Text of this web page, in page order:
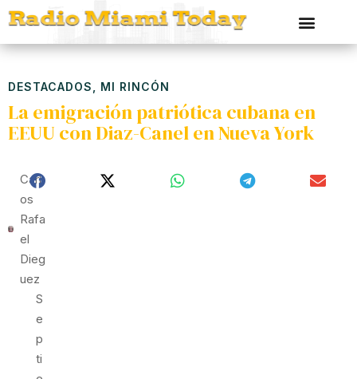
DESTACADOS MI RINCÓN
La emigración patriótica cubana en
EEUU con Diaz-Canel en Nueva York
Carl
Os
Rafa
El
Dieg
Uez
S
E
P
Ti